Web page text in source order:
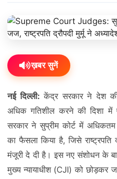
ख़बर सुनें
नई दिल्ली: केंद्र सरकार ने देश
अधिक गतिशील करने की दिशा में
सरकार ने सुप्रीम कोर्ट में
का फैसला किया है, जिसे राष्ट्रपति
मंजूरी दे दी है। इस नए संशोधन के
मुख्य न्यायाधीश (CJI) को